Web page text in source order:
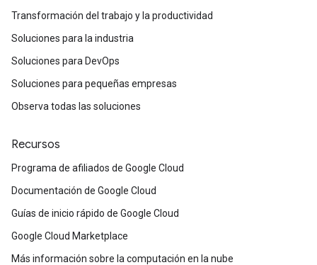
Transformación del trabajo y la productividad
Soluciones para la industria
Soluciones para DevOps
Soluciones para pequeñas empresas
Observa todas las soluciones
Recursos
Programa de afiliados de Google Cloud
Documentación de Google Cloud
Guías de inicio rápido de Google Cloud
Google Cloud Marketplace
Más información sobre la computación en la nube